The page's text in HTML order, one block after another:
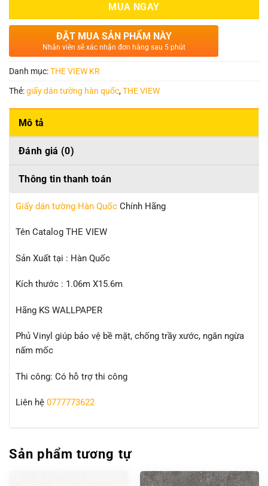
MUA NGAY
ĐẶT MUA SẢN PHẨM NÀY
Nhân viên sẽ xác nhận đơn hàng sau 5 phút
Danh mục:THE VIEW KR
Thẻ:giấy dán tường hàn quốc,THE VIEW
Mô tả
Đánh giá (0)
Thông tin thanh toán
Giấy dán tường Hàn Quốc Chính Hãng
Tên Catalog THE VIEW
Sản Xuất tại : Hàn Quốc
Kích thước : 1.06m X15.6m
Hãng KS WALLPAPER
Phủ Vinyl giúp bảo vệ bề mặt, chống trầy xước, ngăn ngừa
nấm mốc
Thi công: Có hỗ trợ thi công
Liên hệ 0777773622
Sản phẩm tương tự